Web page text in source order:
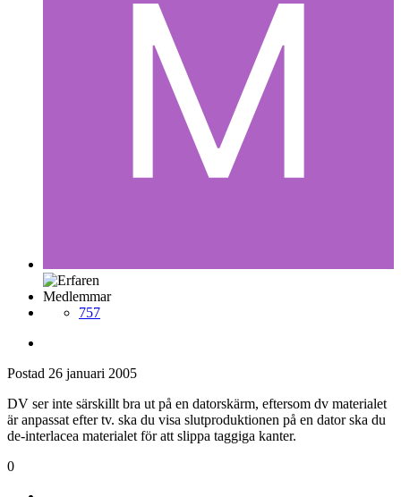
Medlemmar
757
Postad 26 januari 2005
DV ser inte särskillt bra ut på en datorskärm, eftersom dv materialet
är anpassat efter tv. ska du visa slutproduktionen på en dator ska du
de-interlacea materialet för att slippa taggiga kanter.
0